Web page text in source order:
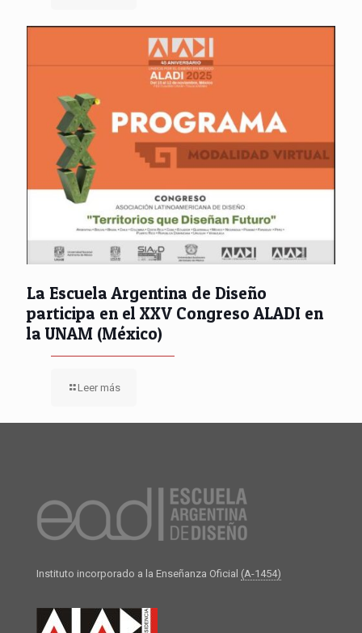
La Escuela Argentina de Diseño
participa en el XXV Congreso ALADI en
la UNAM (México)
Leer más
Instituto incorporado a la Enseñanza Oficial (A-1454)